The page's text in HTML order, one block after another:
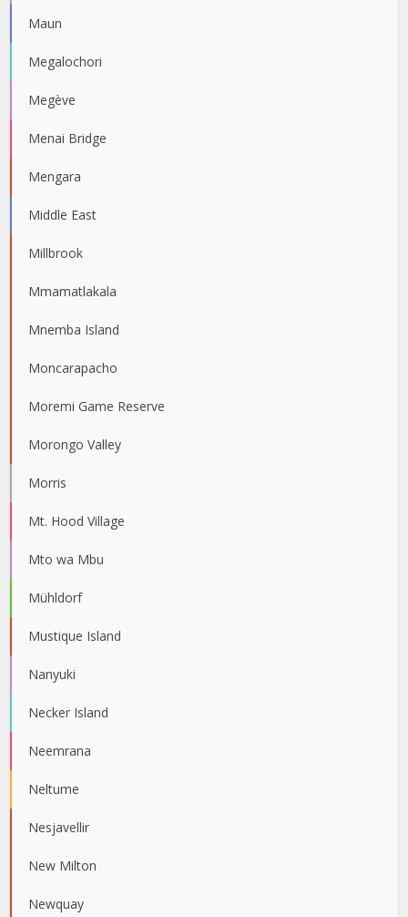
Maun
Megalochori
Megève
Menai Bridge
Mengara
Middle East
Millbrook
Mmamatlakala
Mnemba Island
Moncarapacho
Moremi Game Reserve
Morongo Valley
Morris
Mt. Hood Village
Mto wa Mbu
Mühldorf
Mustique Island
Nanyuki
Necker Island
Neemrana
Neltume
Nesjavellir
New Milton
Newquay